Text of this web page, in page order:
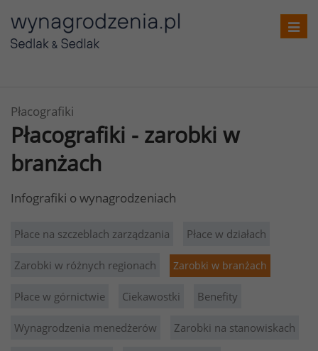
Płacografiki
Płacografiki - zarobki w
branżach
Infografiki o wynagrodzeniach
Płace na szczeblach zarządzania Płace w działach
Zarobki w różnych regionach Zarobki w branżach
Płace w górnictwie Ciekawostki Benefity
Wynagrodzenia menedżerów Zarobki na stanowiskach